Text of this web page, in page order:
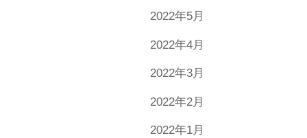
2022年5月
2022年4月
2022年3月
2022年2月
2022年1月